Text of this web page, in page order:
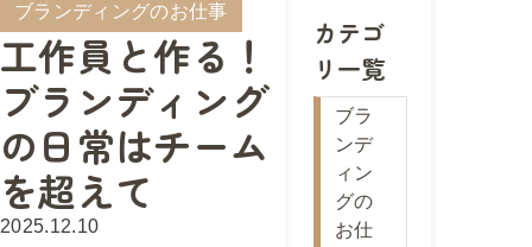
ブランディングのお仕事
工作員と作る！
ブランディング
の日常はチーム
を超えて
2025.12.10
カテゴ
リ一覧
ブラ
ンデ
ィン
グの
お仕